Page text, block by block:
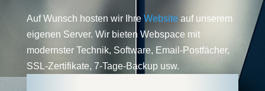
Auf Wunsch hosten wir Ihre Website auf unserem
eigenen Server. Wir bieten Webspace mit
modernster Technik, Software, Email-Postfächer,
SSL-Zertifikate, 7-Tage-Backup usw.